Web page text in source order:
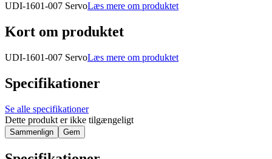
UDI-1601-007 ServoLæs mere om produktet
Kort om produktet
UDI-1601-007 ServoLæs mere om produktet
Specifikationer
Se alle specifikationer
Dette produkt er ikke tilgængeligt
Sammenlign Gem